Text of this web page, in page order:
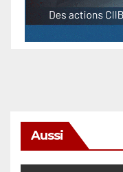
Aussi